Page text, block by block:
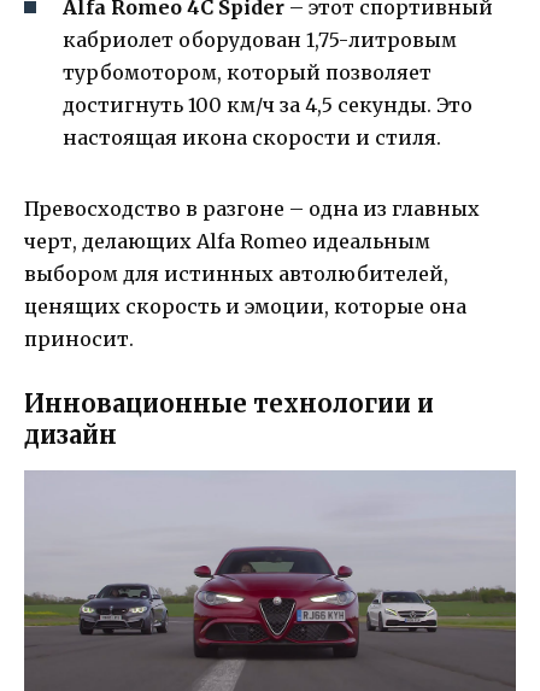
Alfa Romeo 4C Spider – этот спортивный
кабриолет оборудован 1,75-литровым
турбомотором, который позволяет
достигнуть 100 км/ч за 4,5 секунды. Это
настоящая икона скорости и стиля.
Превосходство в разгоне – одна из главных
черт, делающих Alfa Romeo идеальным
выбором для истинных автолюбителей,
ценящих скорость и эмоции, которые она
приносит.
Инновационные технологии и
дизайн